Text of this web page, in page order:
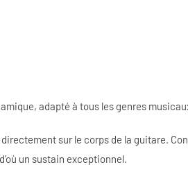
adapté à tous les genres
sur le corps de la guitare.
un sustain exceptionnel.